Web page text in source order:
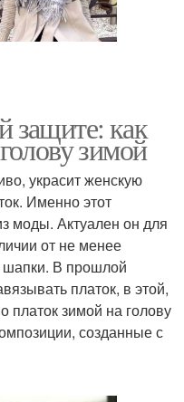
защите: как
зимой
украсит женскую
Именно этот
моды. Актуален он для
от не менее
шапки. В прошлой
платок, в этой,
платок зимой на голову
созданные с